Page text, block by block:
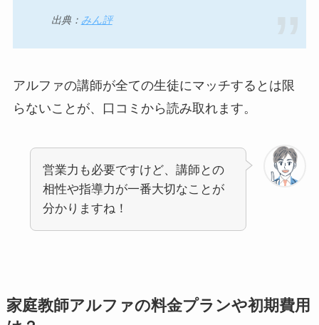
出典： みん評
アルファの講師が全ての生徒にマッチするとは限
らないことが、口コミから読み取れます。
営業力も必要ですけど、講師との
相性や指導力が一番大切なことが
分かりますね！
家庭教師アルファの料金プランや初期費用